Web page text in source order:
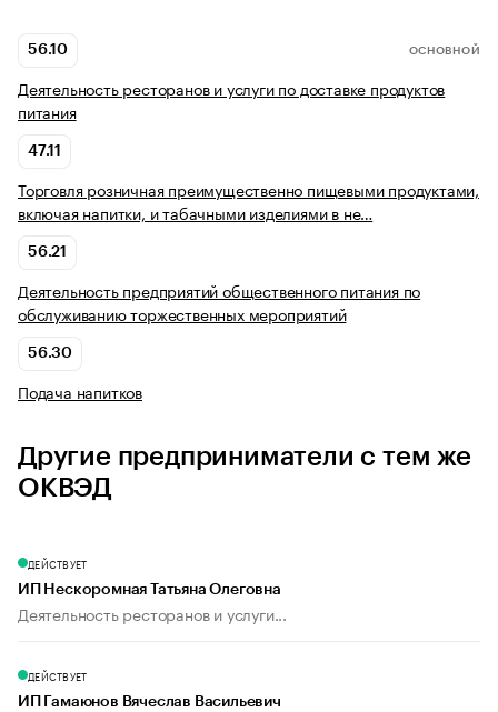
56.10 ОСНОВНОЙ
Деятельность ресторанов и услуги по доставке продуктов
питания
47.11
Торговля розничная преимущественно пищевыми продуктами,
включая напитки, и табачными изделиями в не…
56.21
Деятельность предприятий общественного питания по
обслуживанию торжественных мероприятий
56.30
Подача напитков
Другие предприниматели с тем же
ОКВЭД
ДЕЙСТВУЕТ
ИП Нескоромная Татьяна Олеговна
Деятельность ресторанов и услуги...
ДЕЙСТВУЕТ
ИП Гамаюнов Вячеслав Васильевич